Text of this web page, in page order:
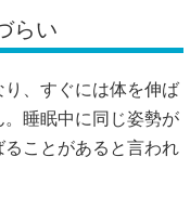
らい
、すぐには体を伸ば
睡眠中に同じ姿勢が
ことがあると言われ